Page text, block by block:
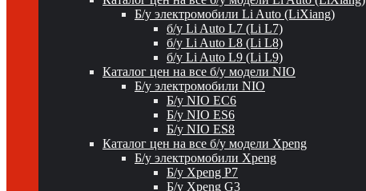
Б/у электромобили Li Auto (LiXiang)
б/у Li Auto L7 (Li L7)
б/у Li Auto L8 (Li L8)
б/у Li Auto L9 (Li L9)
Каталог цен на все б/у модели NIO
Б/у электромобили NIO
Б/у NIO EC6
Б/у NIO ES6
Б/у NIO ES8
Каталог цен на все б/у модели Xpeng
Б/у электромобили Xpeng
Б/у Xpeng P7
Б/у Xpeng G3